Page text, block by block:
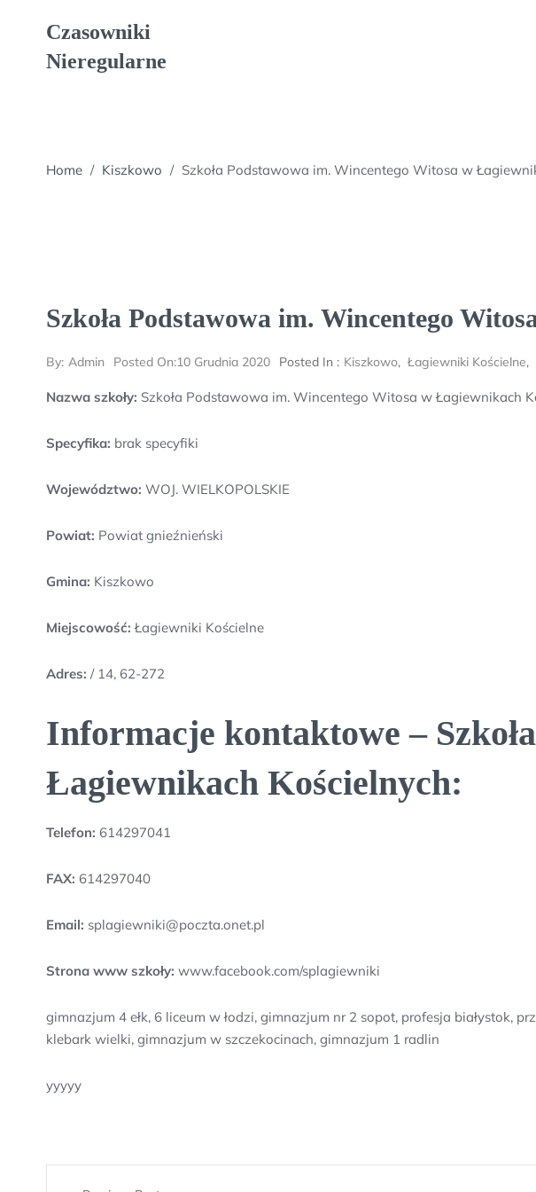
Czasowniki
Nieregularne
Home / Kiszkowo / Szkoła Podstawowa im. Wincentego Witosa w
Szkoła Podstawowa im. Wincentego
By: Admin Posted On:10 Grudnia 2020 Posted In : Kiszkowo, Łagiewniki Kościelne,
Nazwa szkoły: Szkoła Podstawowa im. Wincentego Witosa w Łagiewnikach
Specyfika: brak specyfiki
Województwo: WOJ. WIELKOPOLSKIE
Powiat: Powiat gnieźnieński
Gmina: Kiszkowo
Miejscowość: Łagiewniki Kościelne
Adres: / 14, 62-272
Informacje kontaktowe –
Łagiewnikach Kościelnych:
Telefon: 614297041
FAX: 614297040
Email: splagiewniki@poczta.onet.pl
Strona www szkoły: www.facebook.com/splagiewniki
gimnazjum 4 ełk, 6 liceum w łodzi, gimnazjum nr 2 sopot, profesja białystok,
klebark wielki, gimnazjum w szczekocinach, gimnazjum 1 radlin
yyyyy